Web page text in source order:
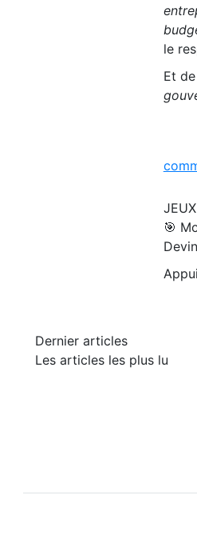
le
Et
JEUX
🎯
Dernier articles
Les articles les plus lu